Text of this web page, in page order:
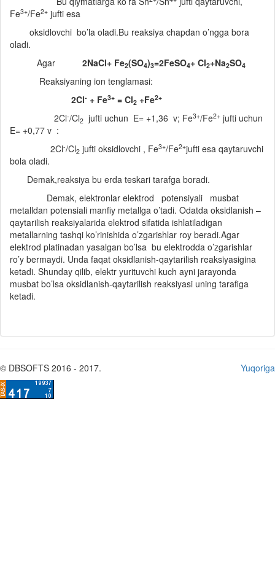
Fe3+/Fe2+ jufti esa
oksidlovchi bo’la oladi.Bu reaksiya chapdan o’ngga bora
oladi.
Agar 2NaCl+ Fe2(SO4)3=2FeSO4+ Cl2+Na2SO4
Reaksiyaning ion tenglamasi:
2Cl- + Fe3+ = Cl2 +Fe2+
2Cl-/Cl2 jufti uchun E= +1,36 v; Fe3+/Fe2+ jufti uchun
E= +0,77 v :
2Cl-/Cl2 jufti oksidlovchi , Fe3+/Fe2+jufti esa qaytaruvchi
bola oladi.
Demak,reaksiya bu erda teskari tarafga boradi.
Demak, elektronlar elektrod potensiyali musbat
metalldan potensiali manfiy metallga o’tadi. Odatda oksidlanish –
qaytarilish reaksiyalarida elektrod sifatida ishlatiladigan
metallarning tashqi ko’rinishida o’zgarishlar roy beradi.Agar
elektrod platinadan yasalgan bo’lsa bu elektrodda o’zgarishlar
ro’y bermaydi. Unda faqat oksidlanish-qaytarilish reaksiyasigina
ketadi. Shunday qilib, elektr yurituvchi kuch ayni jarayonda
musbat bo’lsa oksidlanish-qaytarilish reaksiyasi uning tarafiga
ketadi.
Yuqoriga
© DBSOFTS 2016 - 2017.